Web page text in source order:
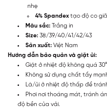
nhẹ
4% Spandex tạo độ co
Màu sắc: Trắng in
Size: 38/39/40/41/42/43
Sản xuất: Việt Nam
Hướng dẫn bảo quản và giặt ủi:
Giặt ở nhiệt độ không quá
Không sử dụng chất tẩy
Là/ủi ở nhiệt độ thấp để
Phơi nơi thoáng mát, tránh
độ bền của vải.